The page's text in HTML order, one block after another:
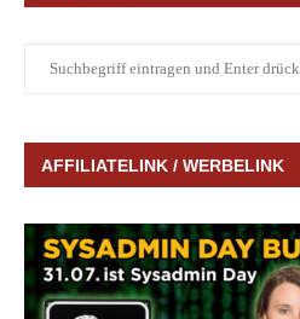
AFFILIATELINK / WERBELINK